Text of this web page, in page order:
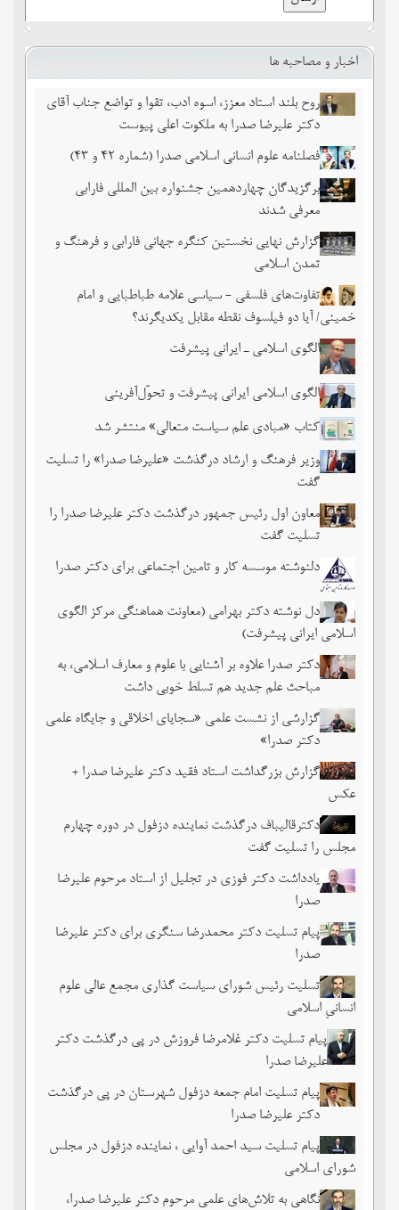
اخبار و مصاحبه ها
روح بلند استاد معزز، اسوه ادب، تقوا و تواضع جناب آقای
دکتر علیرضا صدرا به ملکوت اعلی پیوست
فصلنامه علوم انسانی اسلامی صدرا (شماره 42 و 43)
برگزیدگان چهاردهمین جشنواره بین المللی فارابی
معرفی شدند
گزارش نهایی نخستین کنگره جهانی فارابی و فرهنگ و
تمدن اسلامی
تفاوت‌های فلسفی - سیاسی علامه طباطبایی و امام
خمینی/ آیا دو فیلسوف نقطه مقابل یکدیگرند؟
الگوی اسلامی ـ ایرانی پیشرفت
الگوی اسلامی ایرانی پیشرفت و تحوّل‌آفرینی
کتاب «مبادی علم سیاست متعالی» منتشر شد
وزیر فرهنگ و ارشاد درگذشت «علیرضا صدرا» را تسلیت
گفت
معاون اول رئیس جمهور درگذشت دکتر علیرضا صدرا را
تسلیت گفت
دلنوشته موسسه کار و تامین اجتماعی برای دکتر صدرا
دل نوشته دکتر بهرامی (معاونت هماهنگی مرکز الگوی
اسلامی ایرانی پیشرفت)
دکتر صدرا علاوه بر آشنایی با علوم و معارف اسلامی، به
مباحث علم جدید هم تسلط خوبی داشت
گزارشی از نشست علمی «سجایای اخلاقی و جایگاه علمی
دکتر صدرا»
گزارش بزرگداشت استاد فقید دکتر علیرضا صدرا +
عکس
دکترقالیباف درگذشت نماینده دزفول در دوره چهارم
مجلس را تسلیت گفت
یادداشت دکتر فوزی در تجلیل از استاد مرحوم علیرضا
صدرا
پیام تسلیت دکتر محمدرضا سنگری برای دکتر علیرضا
صدرا
تسلیت رئیس شورای سیاست گذاری مجمع عالی علوم
انسانیِ اسلامی
پیام تسلیت دکتر غلامرضا فروزش در پی درگذشت دکتر
علیرضا صدرا
پیام تسلیت امام جمعه دزفول شهرستان در پی درگذشت
دکتر علیرضا صدرا
پیام تسلیت سید احمد آوایی ، نماینده دزفول در مجلس
شورای اسلامی
نگاهی به تلاش‌های علمی مرحوم دکتر علیرضا صدرا،